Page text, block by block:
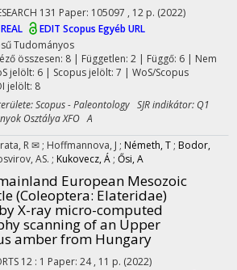
131 Paper: 105097 , 12 p. (2022)
REAL EDIT Scopus Egyéb URL
Tudományos
összesen: 8| Független: 2 | Függő: 6 | Nem
jelölt: 6 | Scopus jelölt: 7 | WoS/Scopus
jelölt: 8
Scopus - Paleontology SJR indikátor: Q1
Osztálya XFO A
R ✉ ; Hoffmannova, J ; Németh, T ; Bodor,
AS. ; Kukovecz, Á ; Ősi, A
European Mesozoic
(Coleoptera: Elateridae)
X-ray micro-computed
scanning of an Upper
amber from Hungary
12 : 1 Paper: 24 , 11 p. (2022)